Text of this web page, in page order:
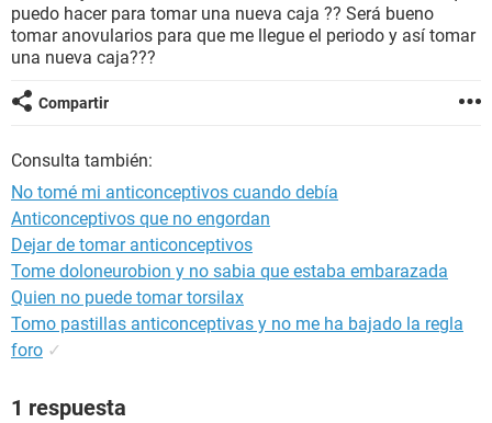
SEXUALIDAD
GLOSARIO
puedo hacer para tomar una nueva caja ?? Será bueno
tomar anovularios para que me llegue el periodo y así tomar
una nueva caja???
Compartir
Consulta también:
No tomé mi anticonceptivos cuando debía
Anticonceptivos que no engordan
Dejar de tomar anticonceptivos
Tome doloneurobion y no sabia que estaba embarazada
Quien no puede tomar torsilax
Tomo pastillas anticonceptivas y no me ha bajado la regla
foro ✓
1 respuesta